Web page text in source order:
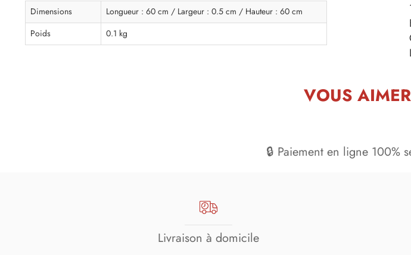
Dimensions
Longueur : 60 cm / Largeur : 0.5 cm / Hauteur : 60 cm
Poids
0.1 kg
VOUS
🔒 Paiement en ligne 100%
Livraison à domicile